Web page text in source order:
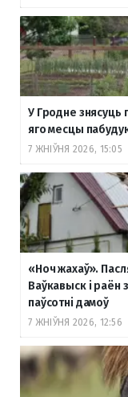
У Гродне знясуць
яго месцы
7 ЖНІЎНЯ 2026, 15:05
«Ноч жахаў».
Ваўкавыск і раён
паўсотні дамоў
7 ЖНІЎНЯ 2026, 12:56